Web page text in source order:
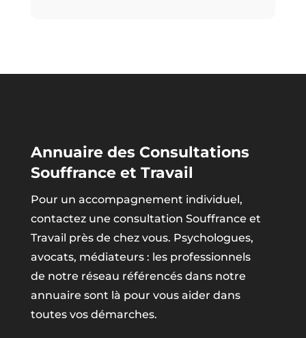
Annuaire des Consultations
Souffrance et Travail
Pour un accompagnement individuel,
contactez une consultation Souffrance et
Travail près de chez vous. Psychologues,
avocats, médiateurs : les professionnels
de notre réseau référencés dans notre
annuaire sont là pour vous aider dans
toutes vos démarches.